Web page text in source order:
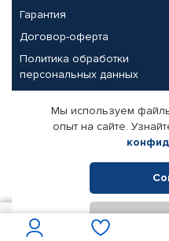
Гарантия
Договор-оферта
Политика обработки
персональных данных
Партнерам
Корпоративным клиентам
Поставщикам
© КАМАЗ ЦЕНТР ДОНЕЦК, 2015-
Интернет-магазин
Мы используем
опыт на сайте.